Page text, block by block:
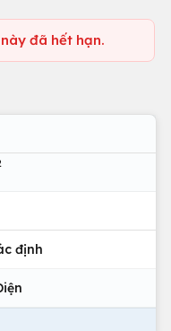
đã hết hạn.
định